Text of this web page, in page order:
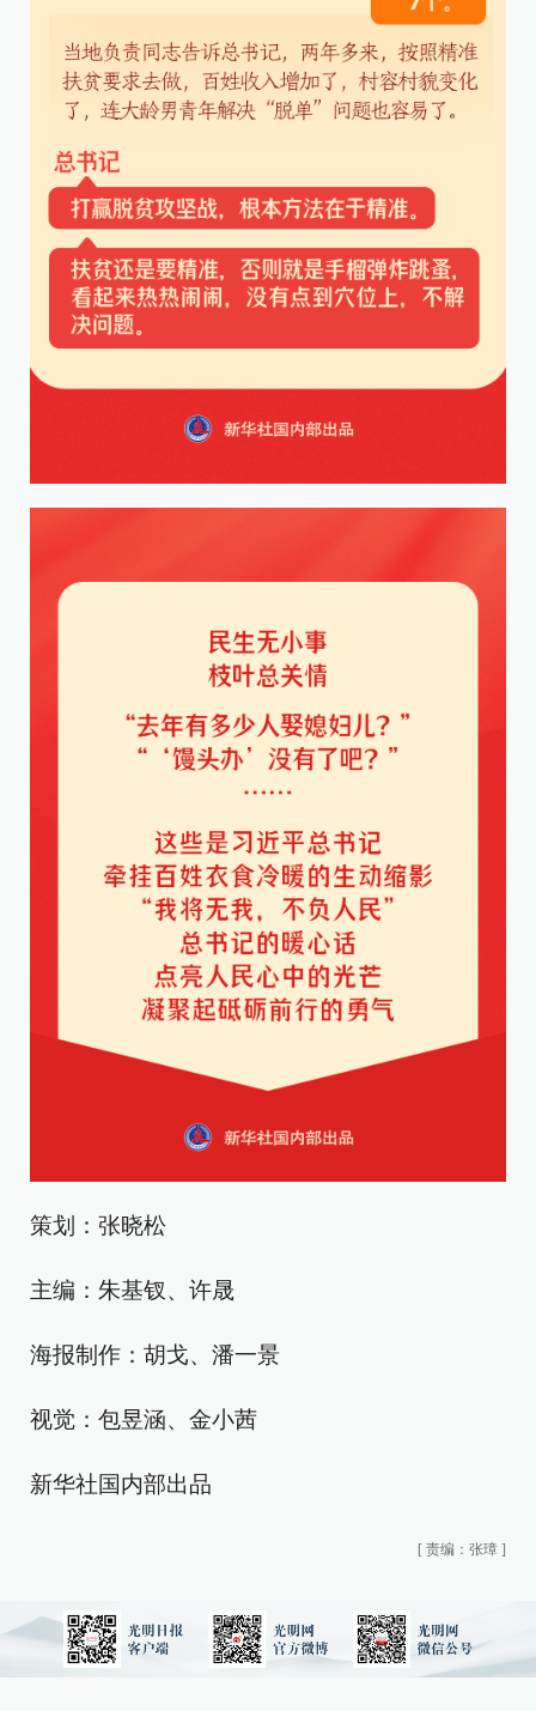
策划：张晓松
主编：朱基钗、许晟
海报制作：胡戈、潘一景
视觉：包昱涵、金小茜
新华社国内部出品
[ 责编：张璋 ]